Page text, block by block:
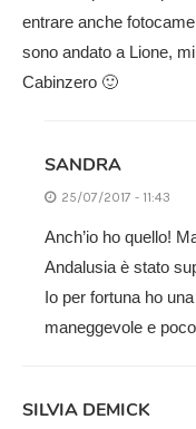
entrare anche
sono andato a Lione,
Cabinzero 🙂
SANDRA
25/07/2017 - 11:43
Anch’io ho quello!
Andalusia è stato
Io per fortuna ho
maneggevole e
SILVIA DEMICK